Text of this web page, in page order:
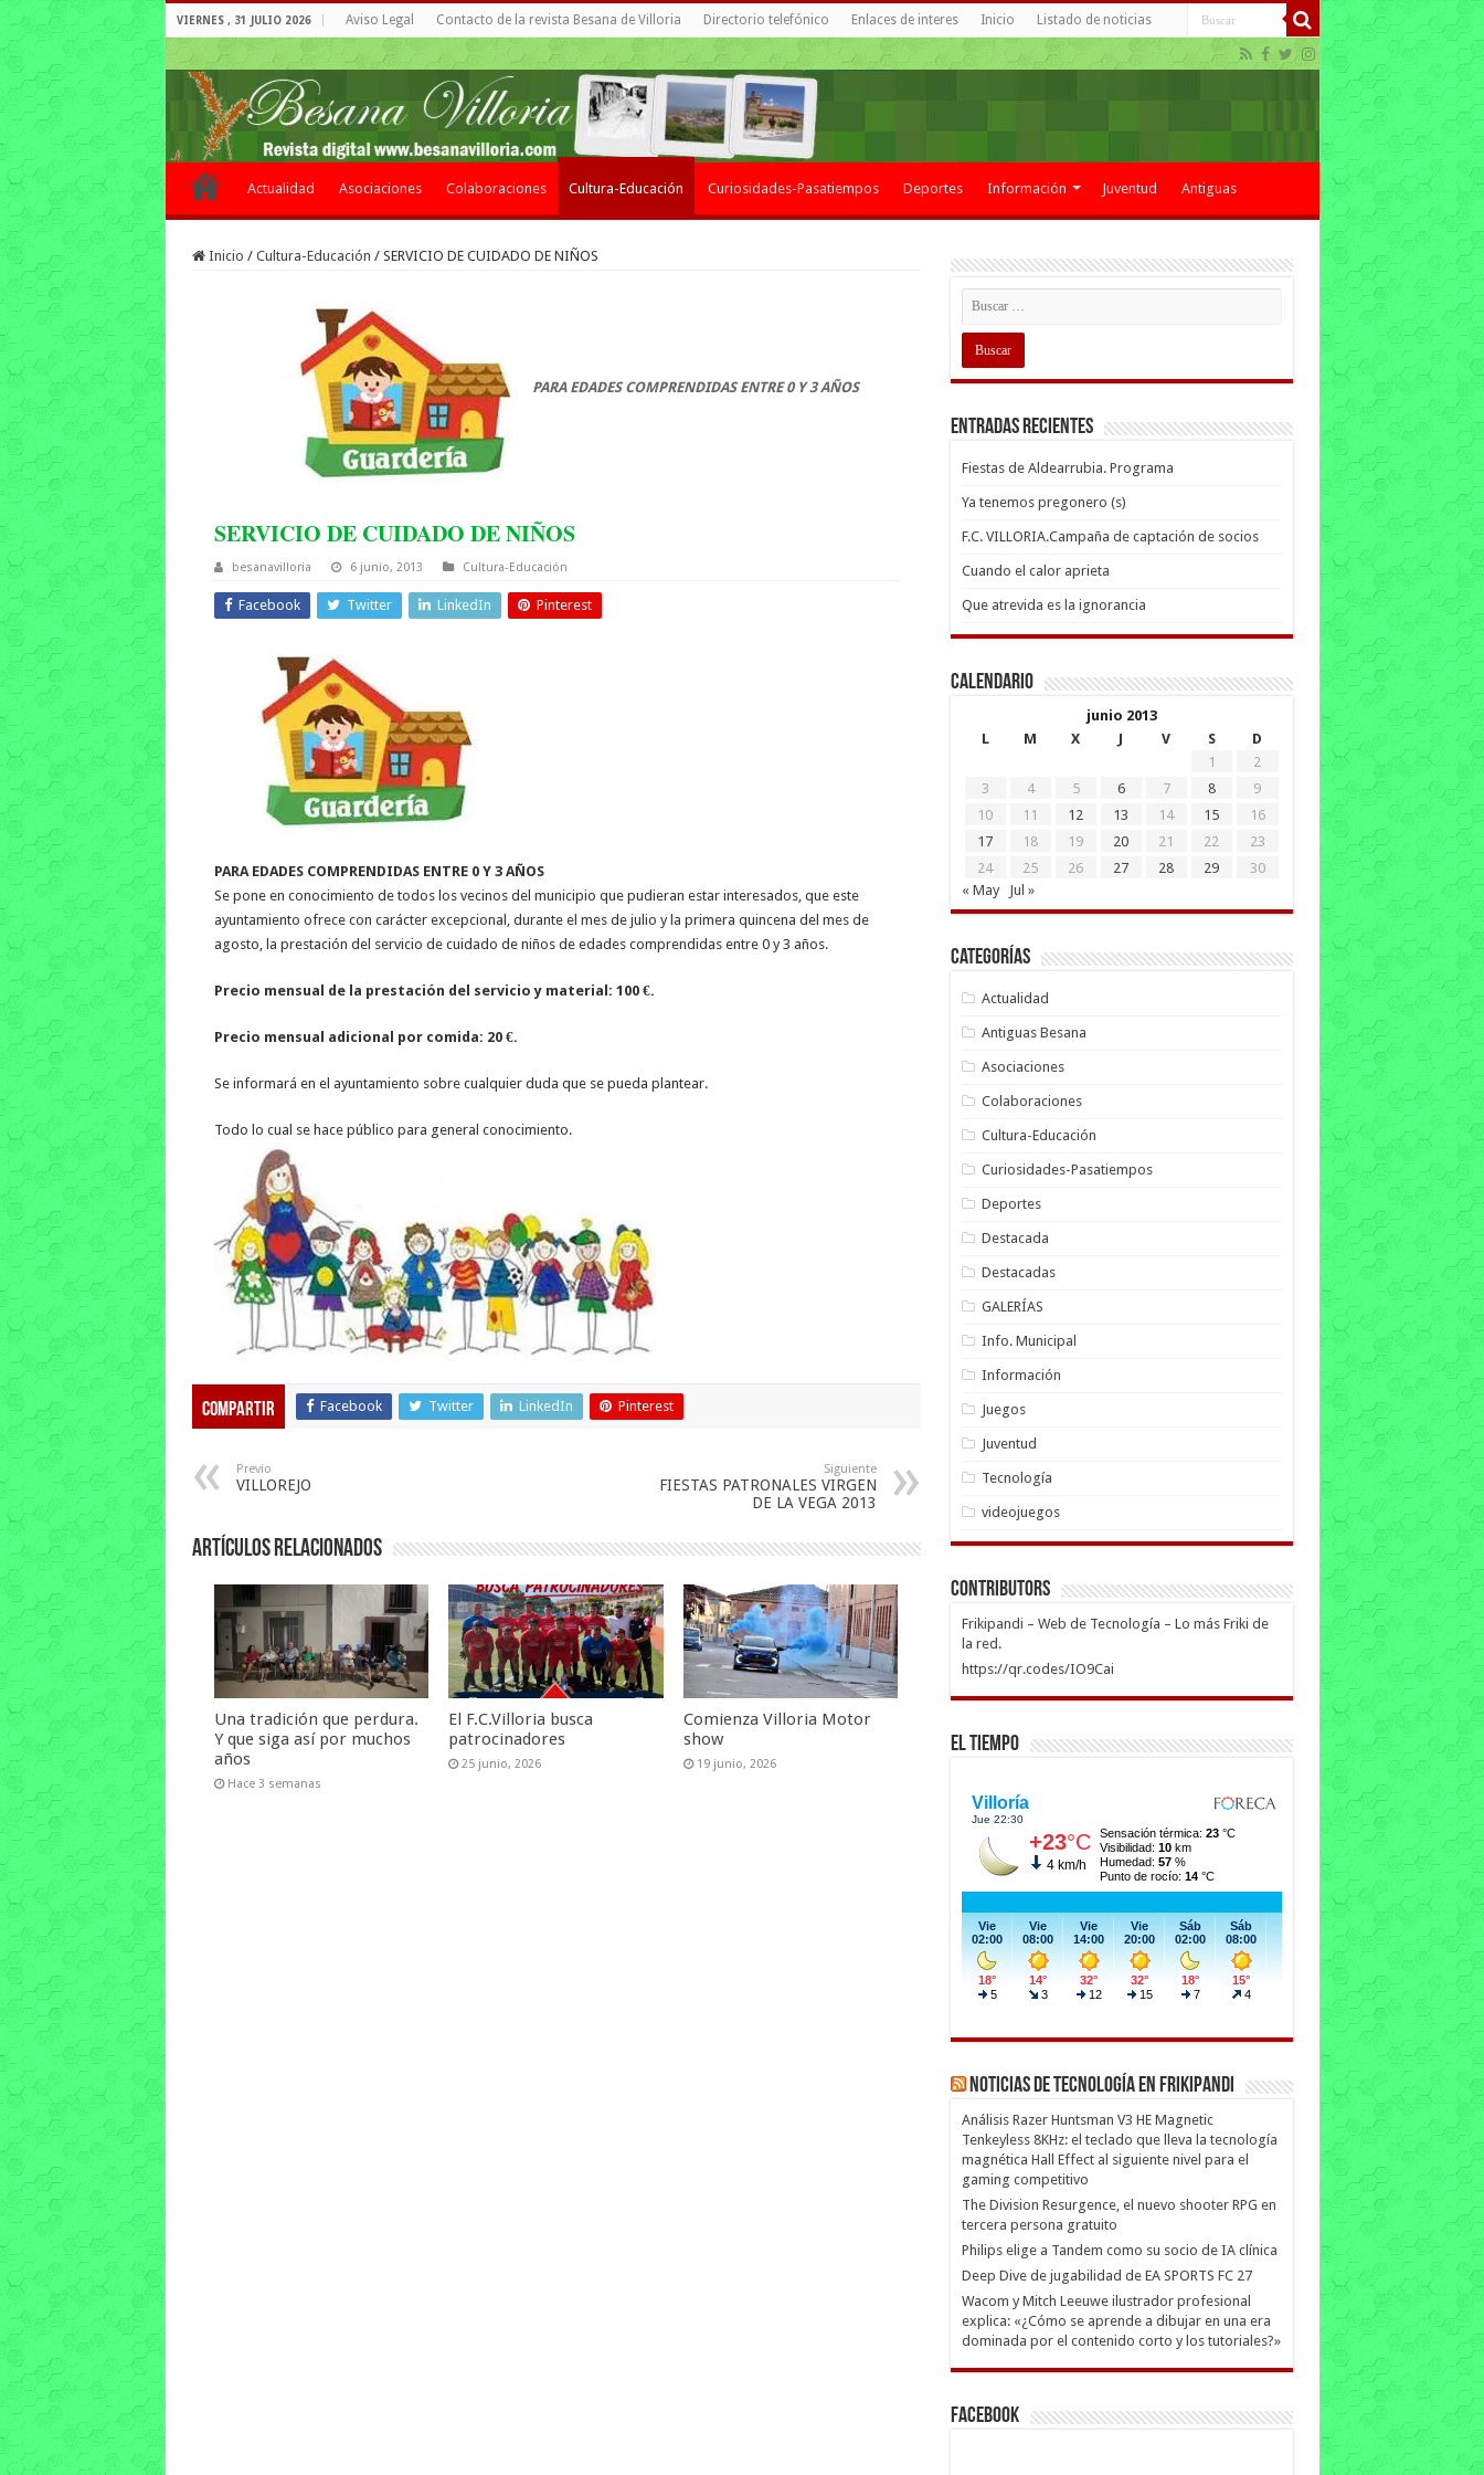
VIERNES , 31 JULIO 2026 Aviso Legal Contacto de la revista Besana de Villoria Directorio telefónico Enlaces de interes Inicio Listado de noticias
Actualidad Asociaciones Colaboraciones Cultura-Educación Curiosidades-Pasatiempos Deportes Información Juventud Antiguas
Inicio / Cultura-Educación / SERVICIO DE CUIDADO DE NIÑOS
PARA EDADES COMPRENDIDAS ENTRE 0 Y 3 AÑOS
SERVICIO DE CUIDADO DE NIÑOS
besanavilloria 6 junio, 2013 Cultura-Educación
Facebook Twitter LinkedIn Pinterest
PARA EDADES COMPRENDIDAS ENTRE 0 Y 3 AÑOS
Se pone en conocimiento de todos los vecinos del municipio que pudieran estar interesados, que este
ayuntamiento ofrece con carácter excepcional, durante el mes de julio y la primera quincena del mes de
agosto, la prestación del servicio de cuidado de niños de edades comprendidas entre 0 y 3 años.
Precio mensual de la prestación del servicio y material: 100 €.
Precio mensual adicional por comida: 20 €.
Se informará en el ayuntamiento sobre cualquier duda que se pueda plantear.
Todo lo cual se hace público para general conocimiento.
Compartir Facebook Twitter LinkedIn Pinterest
Previo
VILLOREJO
Siguiente
FIESTAS PATRONALES VIRGEN
DE LA VEGA 2013
Artículos relacionados
Una tradición que perdura.
Y que siga así por muchos
años
Hace 3 semanas
El F.C.Villoria busca
patrocinadores
25 junio, 2026
Comienza Villoria Motor
show
19 junio, 2026
Entradas recientes
Fiestas de Aldearrubia. Programa
Ya tenemos pregonero (s)
F.C. VILLORIA.Campaña de captación de socios
Cuando el calor aprieta
Que atrevida es la ignorancia
Calendario
junio 2013
L
M X J V S
D
1
2
3
4 5 6 7 8
9
10
11 12 13 14 15
16
17
18 19 20 21 22
23
24
25 26 27 28 29
30
« May
Jul »
Categorías
Actualidad
Antiguas Besana
Asociaciones
Colaboraciones
Cultura-Educación
Curiosidades-Pasatiempos
Deportes
Destacada
Destacadas
GALERÍAS
Info. Municipal
Información
Juegos
Juventud
Tecnología
videojuegos
Contributors
Frikipandi – Web de Tecnología – Lo más Friki de
la red.
https://qr.codes/IO9Cai
El Tiempo
Noticias de Tecnología en Frikipandi
Análisis Razer Huntsman V3 HE Magnetic
Tenkeyless 8KHz: el teclado que lleva la tecnología
magnética Hall Effect al siguiente nivel para el
gaming competitivo
The Division Resurgence, el nuevo shooter RPG en
tercera persona gratuito
Philips elige a Tandem como su socio de IA clínica
Deep Dive de jugabilidad de EA SPORTS FC 27
Wacom y Mitch Leeuwe ilustrador profesional
explica: «¿Cómo se aprende a dibujar en una era
dominada por el contenido corto y los tutoriales?»
Facebook